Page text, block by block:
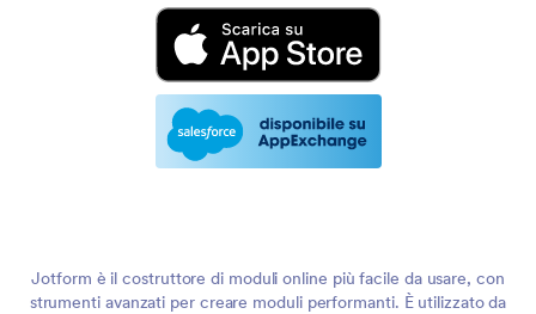
Jotform è il costruttore di moduli online più facile da usare, con
strumenti avanzati per creare moduli performanti. È utilizzato da